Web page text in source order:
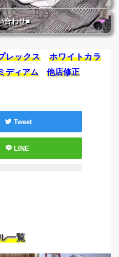
合わせ■
レックス
ホワイトカラ
ディアム 他店修正
Tweet
LINE
一覧